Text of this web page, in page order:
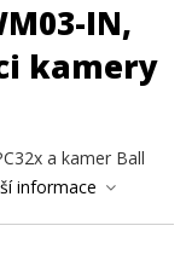
IN,
kamery
a kamer Ball
informace